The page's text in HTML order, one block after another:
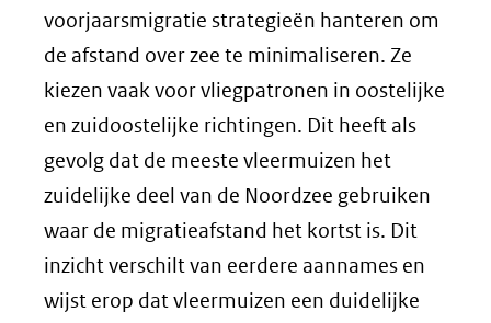
voorjaarsmigratie strategieën hanteren om
de afstand over zee te minimaliseren. Ze
kiezen vaak voor vliegpatronen in oostelijke
en zuidoostelijke richtingen. Dit heeft als
gevolg dat de meeste vleermuizen het
zuidelijke deel van de Noordzee gebruiken
waar de migratieafstand het kortst is. Dit
inzicht verschilt van eerdere aannames en
wijst erop dat vleermuizen een duidelijke